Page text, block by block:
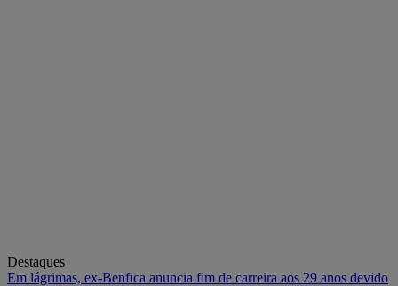
Destaques
Em lágrimas, ex-Benfica anuncia fim de carreira aos 29 anos devido